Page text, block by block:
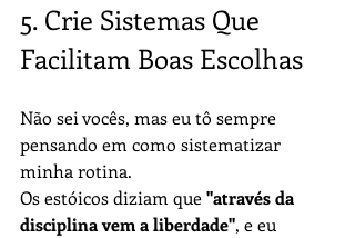
5. Crie Sistemas Que
Facilitam Boas Escolhas
Não sei vocês, mas eu tô sempre
pensando em como sistematizar
minha rotina.
Os estóicos diziam que "através da
disciplina vem a liberdade", e eu